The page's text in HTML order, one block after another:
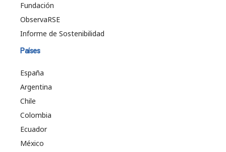
Fundación
ObservaRSE
Informe de Sostenibilidad
Países
España
Argentina
Chile
Colombia
Ecuador
México